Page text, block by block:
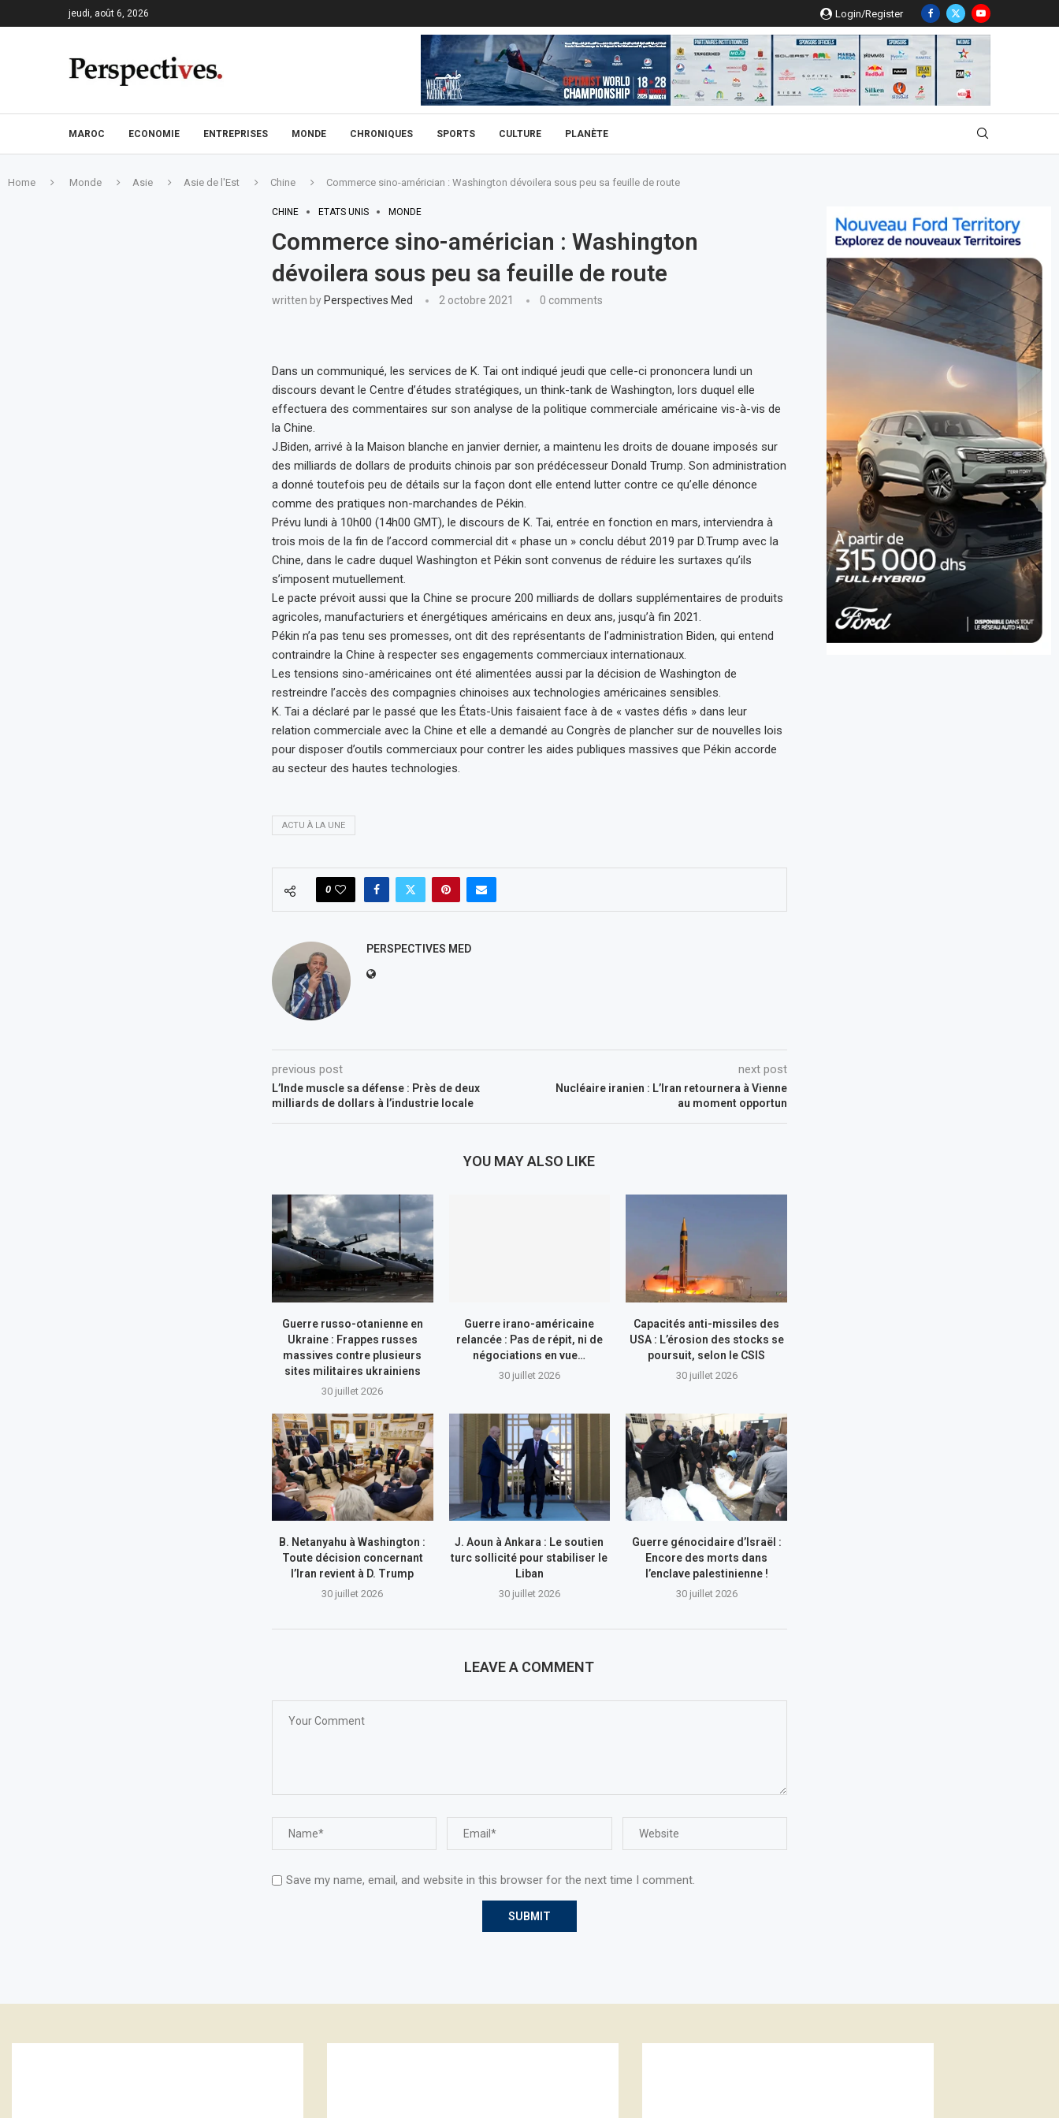
jeudi, août 6, 2026 Login/Register
MAROC ECONOMIE ENTREPRISES MONDE CHRONIQUES SPORTS CULTURE PLANÈTE
Home Monde Asie Asie de l'Est Chine Commerce sino-américian : Washington dévoilera sous peu sa feuille de route
CHINE ETATS UNIS MONDE
Commerce sino-américian : Washington
dévoilera sous peu sa feuille de route
written by Perspectives Med 2 octobre 2021 0 comments
Dans un communiqué, les services de K. Tai ont indiqué jeudi que celle-ci prononcera lundi un
discours devant le Centre d’études stratégiques, un think-tank de Washington, lors duquel elle
effectuera des commentaires sur son analyse de la politique commerciale américaine vis-à-vis de
la Chine.
J.Biden, arrivé à la Maison blanche en janvier dernier, a maintenu les droits de douane imposés sur
des milliards de dollars de produits chinois par son prédécesseur Donald Trump. Son administration
a donné toutefois peu de détails sur la façon dont elle entend lutter contre ce qu’elle dénonce
comme des pratiques non-marchandes de Pékin.
Prévu lundi à 10h00 (14h00 GMT), le discours de K. Tai, entrée en fonction en mars, interviendra à
trois mois de la fin de l’accord commercial dit « phase un » conclu début 2019 par D.Trump avec la
Chine, dans le cadre duquel Washington et Pékin sont convenus de réduire les surtaxes qu’ils
s’imposent mutuellement.
Le pacte prévoit aussi que la Chine se procure 200 milliards de dollars supplémentaires de produits
agricoles, manufacturiers et énergétiques américains en deux ans, jusqu’à fin 2021.
Pékin n’a pas tenu ses promesses, ont dit des représentants de l’administration Biden, qui entend
contraindre la Chine à respecter ses engagements commerciaux internationaux.
Les tensions sino-américaines ont été alimentées aussi par la décision de Washington de
restreindre l’accès des compagnies chinoises aux technologies américaines sensibles.
K. Tai a déclaré par le passé que les États-Unis faisaient face à de « vastes défis » dans leur
relation commerciale avec la Chine et elle a demandé au Congrès de plancher sur de nouvelles lois
pour disposer d’outils commerciaux pour contrer les aides publiques massives que Pékin accorde
au secteur des hautes technologies.
ACTU À LA UNE
0
PERSPECTIVES MED
previous post
L’Inde muscle sa défense : Près de deux
milliards de dollars à l’industrie locale
next post
Nucléaire iranien : L’Iran retournera à Vienne
au moment opportun
YOU MAY ALSO LIKE
Guerre russo-otanienne en
Ukraine : Frappes russes
massives contre plusieurs
sites militaires ukrainiens
30 juillet 2026
Guerre irano-américaine
relancée : Pas de répit, ni de
négociations en vue…
30 juillet 2026
Capacités anti-missiles des
USA : L’érosion des stocks se
poursuit, selon le CSIS
30 juillet 2026
B. Netanyahu à Washington :
Toute décision concernant
l’Iran revient à D. Trump
30 juillet 2026
J. Aoun à Ankara : Le soutien
turc sollicité pour stabiliser le
Liban
30 juillet 2026
Guerre génocidaire d’Israël :
Encore des morts dans
l’enclave palestinienne !
30 juillet 2026
LEAVE A COMMENT
Save my name, email, and website in this browser for the next time I comment.